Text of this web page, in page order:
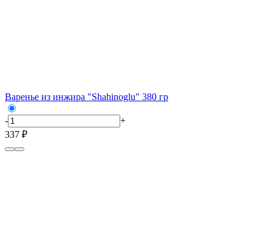
Варенье из инжира "Shahinoglu" 380 гр
-
+
337 ₽